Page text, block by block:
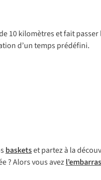
10 kilomètres et fait
d’un temps prédéfini.
basketset partez à la
? Alors vous avez